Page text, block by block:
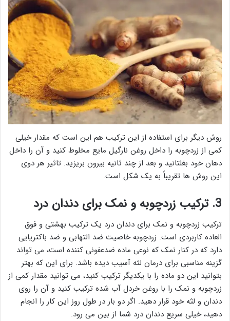
روش دیگر برای استفاده از این ترکیب هم این است که مقدار خیلی
کمی از زردچوبه را داخل روغن نارگیل مایع مخلوط کنید و آن را داخل
دهان خود بغلتانید و بعد از چند ثانیه بیرون بریزید. تاثیر هر دوی
این روش ها تقریباً به یک شکل است.
3. ترکیب زردچوبه و نمک برای دندان درد
ترکیب زردچوبه و نمک برای دندان درد یک ترکیب بهشتی و فوق
العاده کاربردی است. زردچوبه خاصیت ضد التهابی و ضد باکتریایی
دارد که در کنار نمک که نوعی ماده ضدعفونی کننده است، می تواند
گزینه مناسبی برای درمان لثه آسیب دیده باشد. برای این که بهتر
بتوانید این دو ماده را با یکدیگر ترکیب کنید، می توانید مقدار کمی از
زردچوبه و نمک را با روغن خردل آب شده ترکیب کنید و آن را روی
دندان و لثه خود قرار دهید. اگر دو بار در طول روز این کار را انجام
دهید، خیلی سریع دندان درد شما از بین می رود.